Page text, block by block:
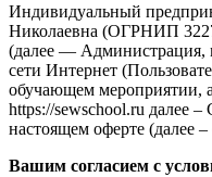
Индивидуальный
Николаевна (ОГРНИП
(далее — Администрация,
сети Интернет
обучающем мероприятии,
https://sewschool.ru далее
настоящем оферте (далее –
Вашим согласием с